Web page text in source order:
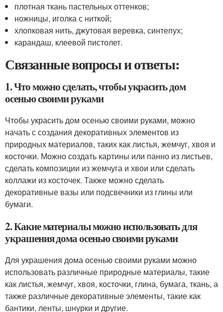
плотная ткань пастельных оттенков;
ножницы, иголка с ниткой;
хлопковая нить, джутовая веревка, синтепух;
карандаш, клеевой пистолет.
Связанные вопросы и ответы:
1. Что можно сделать, чтобы украсить дом
осенью своими руками
Чтобы украсить дом осенью своими руками, можно
начать с создания декоративных элементов из
природных материалов, таких как листья, жемчуг, хвоя и
косточки. Можно создать картины или панно из листьев,
сделать композиции из жемчуга и хвои или сделать
коллажи из косточек. Также можно сделать
декоративные вазы или подсвечники из глины или
бумаги.
2. Какие материалы можно использовать для
украшения дома осенью своими руками
Для украшения дома осенью своими руками можно
использовать различные природные материалы, такие
как листья, жемчуг, хвоя, косточки, глина, бумага, ткань, а
также различные декоративные элементы, такие как
бантики, ленты, шнурки и другие.